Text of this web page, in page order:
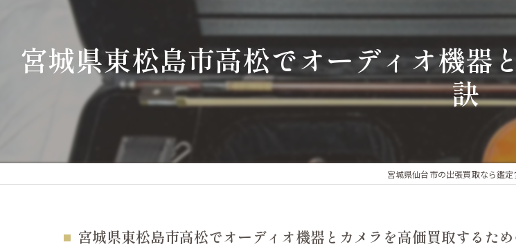
宮城県東松島市高松でオーディオ機器
訣
宮城県仙台市の出張買取なら鑑定
宮城県東松島市高松でオーディオ機器とカメラを高価買取するた